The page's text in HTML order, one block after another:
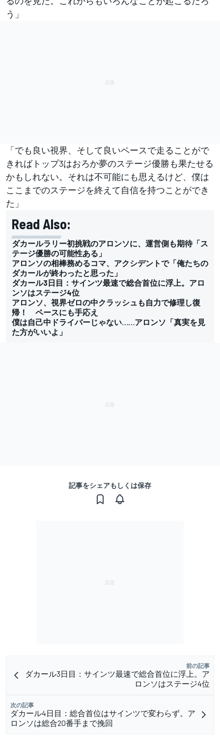
う」
「でも良い視界、そして良いペースで走ることがで
きればトップ3はおろか夢のステージ優勝も果たせる
かもしれない。それは不可能にも思えるけど、僕は
ここまでのステージを終えて自信を持つことができ
た」
Read Also:
ダカールラリー初挑戦のアロンソに、運営側も期待「ス
テージ優勝の可能性ある」
アロンソの相棒務めるコマ、アクシデントで「俺たちの
ダカールが終わったと思った」
ダカール3日目：サインツ最速で総合首位に浮上。アロ
ンソはステージ4位
アロンソ、視界ゼロの中クラッシュも自力で修理し復
帰！ ペースにも手応え
僕は自己中ドライバーじゃない……アロンソ「真実を見
た方がいいよ」
記事をシェアもしくは保存
前の記事
ダカール3日目：サインツ最速で総合首位に浮上。ア
ロンソはステージ4位
次の記事
ダカール4日目：総合首位はサインツで変わらず。ア
ロンソは総合20番手まで挽回